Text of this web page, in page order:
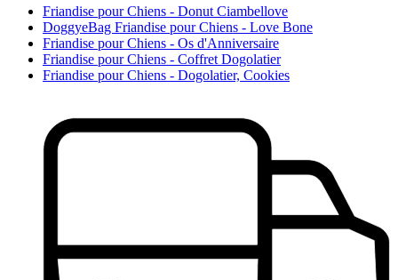
Friandise pour Chiens - Donut Ciambellove
DoggyeBag Friandise pour Chiens - Love Bone
Friandise pour Chiens - Os d'Anniversaire
Friandise pour Chiens - Coffret Dogolatier
Friandise pour Chiens - Dogolatier, Cookies